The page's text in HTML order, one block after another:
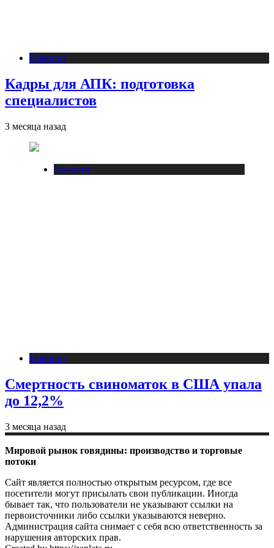
Новости
Кадры для АПК: подготовка
специалистов
3 месяца назад
Новости
Новости
Смертность свиноматок в США упала
до 12,2%
3 месяца назад
Мировой рынок говядины: производство и торговые
потоки
Сайт является полностью открытым ресурсом, где все
посетители могут присылать свои публикации. Иногда
бывает так, что пользователи не указывают ссылки на
первоисточники либо ссылки указываются неверно.
Администрация сайта снимает с себя всю ответственность за
нарушения авторских прав.